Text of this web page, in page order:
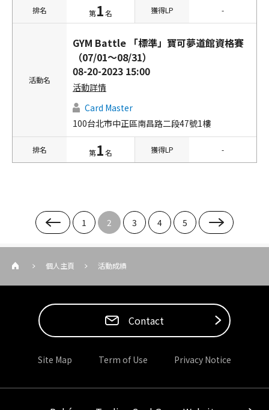
排名 第1名 獲得LP -
活動名
GYM Battle 「標準」寶可夢道館資格賽
（07/01～08/31）
08-20-2023 15:00
活動詳情
Card Master
100台北市中正區南昌路二段47號1樓
排名 第1名 獲得LP -
1 2 3 4 5
個人主頁 活動成績
Contact
Site Map Term of Use Privacy Notice